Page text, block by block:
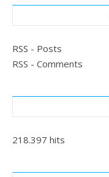
RSS - Posts
RSS - Comments
218.397 hits